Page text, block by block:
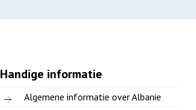
Handige informatie
Algemene informatie over Albanie